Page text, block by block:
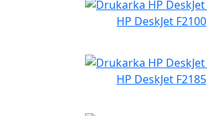
HP DeskJet F2100
HP DeskJet F2185